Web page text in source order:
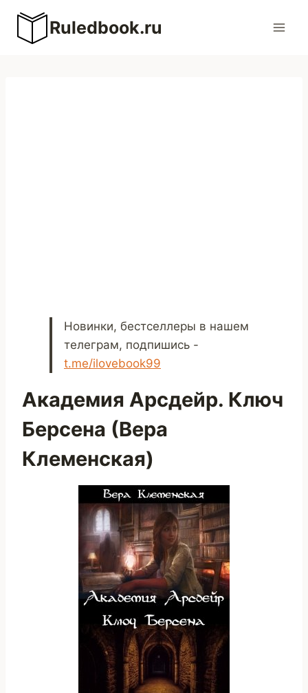
Перейти
содержимому
Ruledbook.ru
Новинки, бестселлеры в нашем
телеграм, подпишись -
t.me/ilovebook99
Академия Арсдейр. Ключ
Берсена (Вера
Клеменская)